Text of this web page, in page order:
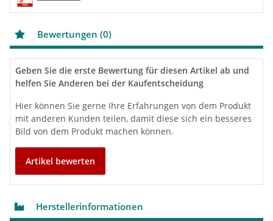
Gewicht
A | Spannbereich
48-56 mm
B | Spannbereich
38-43 mm
L | Länge
Beständigkeit
Kältebeständig
-40 °C
UV-beständig
Unterputzgeeignet
Material
EPDMEthylen-Propylen-Dien-Kautschuk (EPDM) ist
Bewertungen (0)
Geben Sie die erste Bewertung für diesen Artikel ab und
helfen Sie Anderen bei der Kaufentscheidung
Hier können Sie gerne Ihre Erfahrungen von dem Produkt
mit anderen Kunden teilen, damit diese sich ein besseres
Bild von dem Produkt machen können.
Artikel bewerten
Herstellerinformationen